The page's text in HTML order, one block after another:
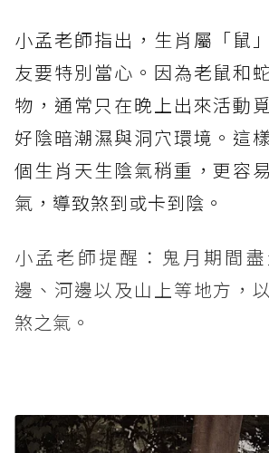
小孟老師指出，生肖屬「鼠
友要特別當心。因為老鼠和
物，通常只在晚上出來活動
好陰暗潮濕與洞穴環境。這
個生肖天生陰氣稍重，更容
氣，導致煞到或卡到陰。
小孟老師提醒：鬼月期間
邊、河邊以及山上等地方，
煞之氣。